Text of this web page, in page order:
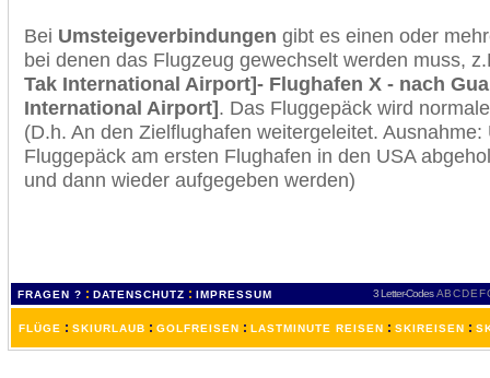
Bei Umsteigeverbindungen gibt es einen oder
bei denen das Flugzeug gewechselt werden muss,
Tak International Airport]- Flughafen X - nach
International Airport]. Das Fluggepäck wird
(D.h. An den Zielflughafen weitergeleitet.
Fluggepäck am ersten Flughafen in den USA
und dann wieder aufgegeben werden)
FRAGEN ? : DATENSCHUTZ : IMPRESSUM 3 Letter-Codes ABCDEF
FLÜGE : SKIURLAUB : GOLFREISEN : LASTMINUTE REISEN : SKIREISEN :